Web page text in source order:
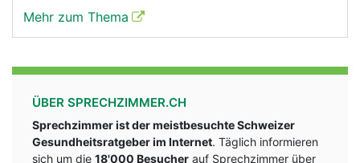
Mehr zum Thema
ÜBER SPRECHZIMMER.CH
Sprechzimmer ist der meistbesuchte Schweizer
Gesundheitsratgeber im Internet. Täglich informieren
sich um die 18'000 Besucher auf Sprechzimmer über